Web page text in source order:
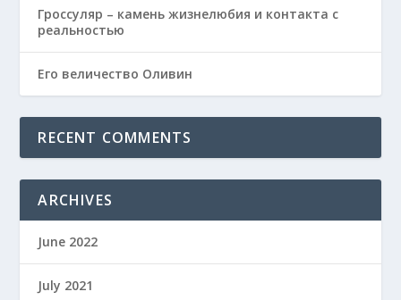
Гроссуляр – камень жизнелюбия и контакта с
реальностью
Его величество Оливин
RECENT COMMENTS
ARCHIVES
June 2022
July 2021